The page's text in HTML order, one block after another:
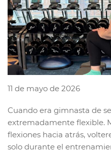
11 de mayo de 2026
Cuando era gimnasta de
extremadamente flexible.
flexiones hacia atrás,
solo durante el